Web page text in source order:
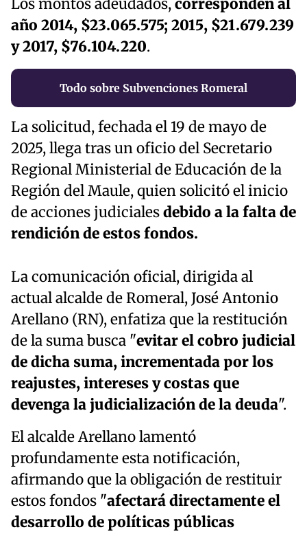
Los montos adeudados,corresponden al
año 2014, $23.065.575; 2015, $21.679.239
y 2017, $76.104.220.
Todo sobre Subvenciones Romeral
La solicitud, fechada el 19 de mayo de
2025, llega tras un oficio del Secretario
Regional Ministerial de Educación de la
Región del Maule, quien solicitó el inicio
de acciones judicialesdebido a la falta de
rendición de estos fondos.
La comunicación oficial, dirigida al
actual alcalde de Romeral, José Antonio
Arellano (RN), enfatiza que la restitución
de la suma busca "evitar el cobro judicial
de dicha suma, incrementada por los
reajustes, intereses y costas que
devenga la judicialización de la deuda".
El alcalde Arellano lamentó
profundamente esta notificación,
afirmando que la obligación de restituir
estos fondos "afectará directamente el
desarrollo de políticas públicas